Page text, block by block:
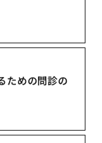
ための問診の